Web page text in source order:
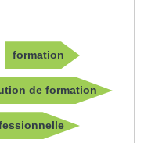
formation
de formation